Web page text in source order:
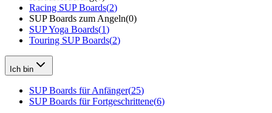
Racing SUP Boards(2)
SUP Boards zum Angeln(0)
SUP Yoga Boards(1)
Touring SUP Boards(2)
Ich bin
SUP Boards für Anfänger(25)
SUP Boards für Fortgeschrittene(6)